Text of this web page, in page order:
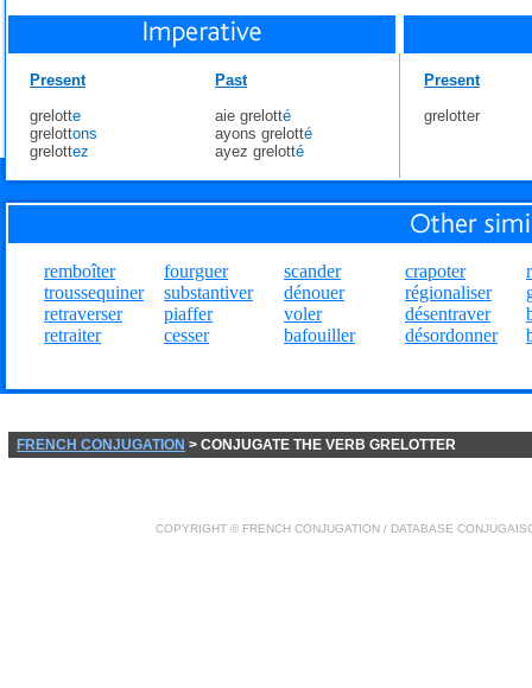
Present
grelotte
grelottons
grelottez
Past
aie grelotté
ayons grelotté
ayez grelotté
Present
grelotter
remboîter
troussequiner
retraverser
retraiter
fourguer
substantiver
piaffer
cesser
scander
dénouer
voler
bafouiller
crapoter
régionaliser
désentraver
désordonner
FRENCH CONJUGATION > CONJUGATE THE VERB GRELOTTER
COPYRIGHT © FRENCH CONJUGATION / DATABASE